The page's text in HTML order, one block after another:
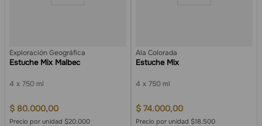
Exploración Geográfica
Estuche Mix Malbec
4 750 ml
$ 80.000,00
Precio por unidad $20.000
Ala Colorada
Estuche Mix
4 750 ml
$ 74.000,00
Precio por unidad $18.500